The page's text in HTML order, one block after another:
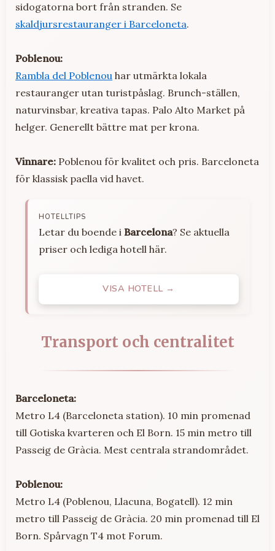
sidogatorna bort från stranden. Se
skaldjursrestauranger i Barceloneta.
Poblenou:
Rambla del Poblenou har utmärkta lokala
restauranger utan turistpåslag. Brunch-ställen,
naturvinsbar, kreativa tapas. Palo Alto Market på
helger. Generellt bättre mat per krona.
Vinnare: Poblenou för kvalitet och pris. Barceloneta
för klassisk paella vid havet.
HOTELLTIPS
Letar du boende i Barcelona? Se aktuella
priser och lediga hotell här.
VISA HOTELL →
Transport och centralitet
Barceloneta:
Metro L4 (Barceloneta station). 10 min promenad
till Gotiska kvarteren och El Born. 15 min metro till
Passeig de Gràcia. Mest centrala strandområdet.
Poblenou:
Metro L4 (Poblenou, Llacuna, Bogatell). 12 min
metro till Passeig de Gràcia. 20 min promenad till El
Born. Spårvagn T4 mot Forum.